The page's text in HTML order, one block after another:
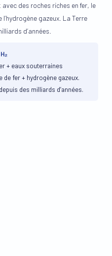
des roches riches en fer, le
l’hydrogène gazeux. La Terre
d’années.
+ eaux souterraines
fer + hydrogène gazeux.
des milliards d’années.